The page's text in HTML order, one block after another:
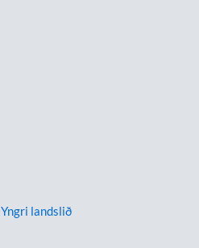
Yngri landslið